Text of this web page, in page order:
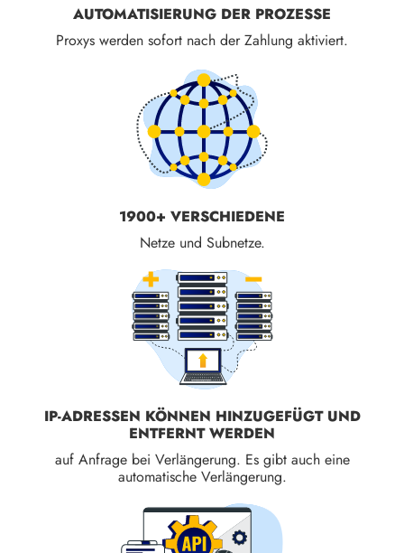
AUTOMATISIERUNG DER PROZESSE
Proxys werden sofort nach der Zahlung aktiviert.
1900+ VERSCHIEDENE
Netze und Subnetze.
IP-ADRESSEN KÖNNEN HINZUGEFÜGT UND
ENTFERNT WERDEN
auf Anfrage bei Verlängerung. Es gibt auch eine
automatische Verlängerung.